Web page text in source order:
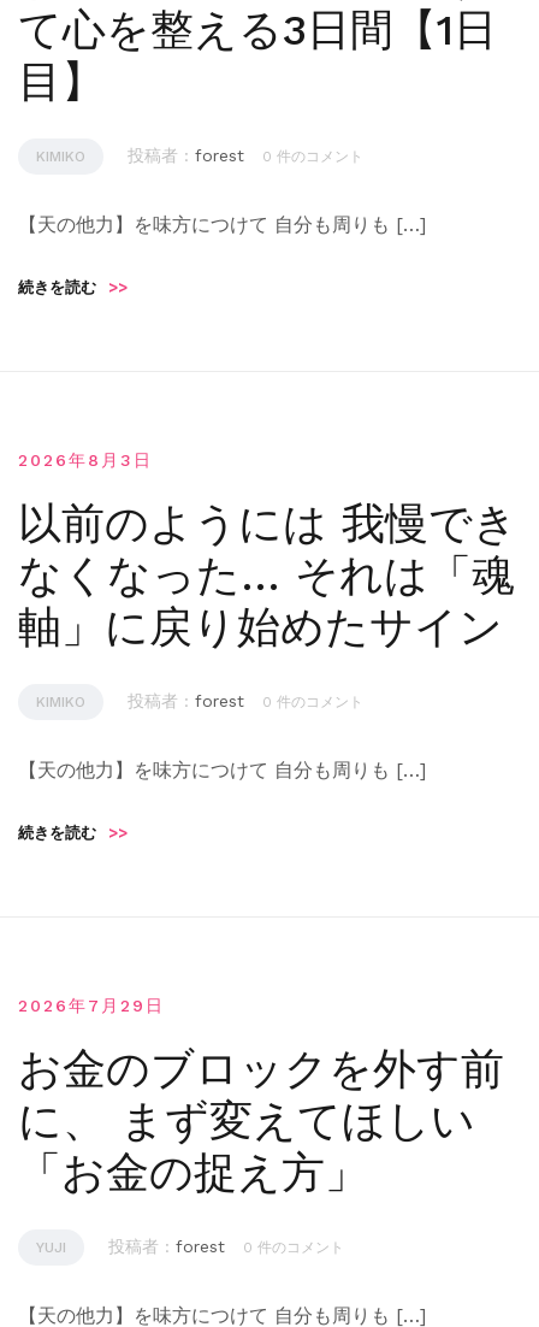
て心を整える3日間【1日
目】
KIMIKO 投稿者 : forest 0 件のコメント
【天の他力】を味方につけて 自分も周りも […]
続きを読む >>
2026年8月3日
以前のようには 我慢でき
なくなった… それは「魂
軸」に戻り始めたサイン
KIMIKO 投稿者 : forest 0 件のコメント
【天の他力】を味方につけて 自分も周りも […]
続きを読む >>
2026年7月29日
お金のブロックを外す前
に、 まず変えてほしい
「お金の捉え方」
YUJI 投稿者 : forest 0 件のコメント
【天の他力】を味方につけて 自分も周りも […]